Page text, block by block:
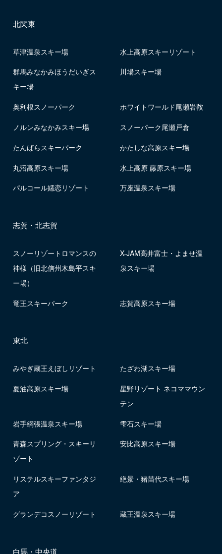
北関東
草津温泉スキー場 水上高原スキーリゾート
群馬みなかみほうだいぎス
キー場
川場スキー場
奥利根スノーパーク ホワイトワールド尾瀬岩鞍
ノルンみなかみスキー場 スノーパーク尾瀬戸倉
たんばらスキーパーク かたしな高原スキー場
丸沼高原スキー場 水上高原 藤原スキー場
パルコール嬬恋リゾート 万座温泉スキー場
志賀・北志賀
スノーリゾートロマンスの
神様（旧北信州木島平スキ
ー場）
X-JAM高井富士・よませ温
泉スキー場
竜王スキーパーク 志賀高原スキー場
東北
みやぎ蔵王えぼしリゾート たざわ湖スキー場
夏油高原スキー場
星野リゾート ネコママウン
テン
岩手網張温泉スキー場 雫石スキー場
青森スプリング・スキーリ
ゾート
安比高原スキー場
リステルスキーファンタジ
ア
絶景・猪苗代スキー場
グランデコスノーリゾート 蔵王温泉スキー場
白馬・中央道